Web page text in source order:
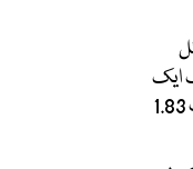
ایک
ماہ میں پاکستانی برآمدات 1.83